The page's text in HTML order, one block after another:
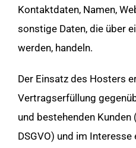
Kontaktdaten, Namen,
sonstige Daten, die über
werden, handeln.
Der Einsatz des Hosters
Vertragserfüllung
und bestehenden Kunden
DSGVO) und im